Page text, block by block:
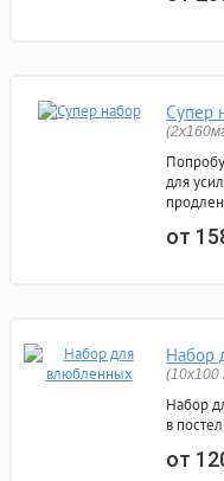
Супер
для
от
Набор
(10х100
Набор
в
от